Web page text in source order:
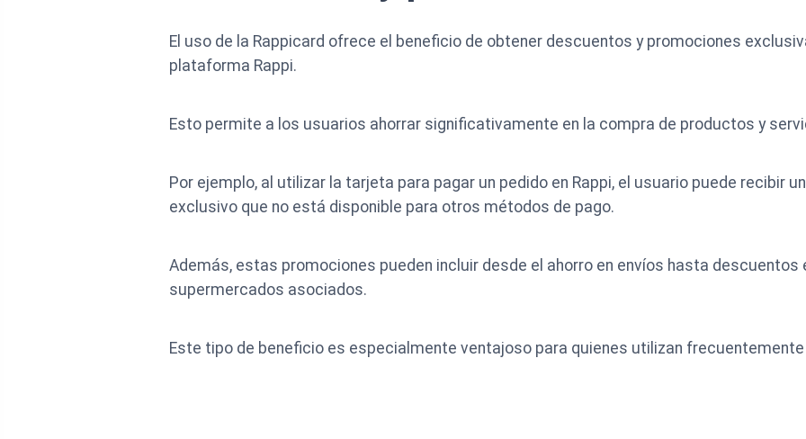
El uso de la Rappicard ofrece el beneficio de obtener descuentos y promociones
plataforma Rappi.
Esto permite a los usuarios ahorrar significativamente en la compra de productos y
Por ejemplo, al utilizar la tarjeta para pagar un pedido en Rappi, el usuario puede recibir
exclusivo que no está disponible para otros métodos de pago.
Además, estas promociones pueden incluir desde el ahorro en envíos hasta descuentos
supermercados asociados.
Este tipo de beneficio es especialmente ventajoso para quienes utilizan